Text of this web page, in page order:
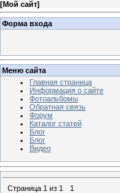
[Мой сайт]
Форма входа
Меню сайта
Главная страница
Информация о сайте
Фотоальбомы
Обратная связь
Форум
Каталог статей
Блог
Блог
Видео
Страница 1 из 1
1